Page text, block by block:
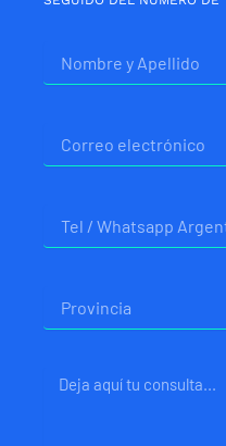
electrónico
Mensaje